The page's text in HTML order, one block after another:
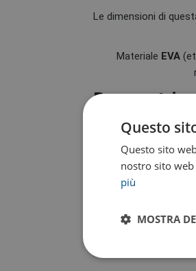
Le dimensioni di
Materiale EVA
Parametri
Parametro
Materiale
Questo
Questo sito
nostro sito
più
MOSTRA